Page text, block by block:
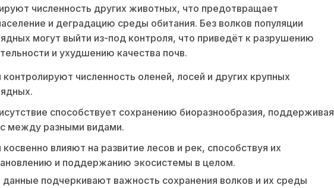
численность других животных, что предотвращает
и деградацию среды обитания. Без волков популяции
могут выйти из-под контроля, что приведёт к разрушению
и ухудшению качества почв.
контролируют численность оленей, лосей и других крупных
способствует сохранению биоразнообразия, поддерживая
между разными видами.
косвенно влияют на развитие лесов и рек, способствуя их
и поддержанию экосистемы в целом.
данные подчеркивают важность сохранения волков и их среды